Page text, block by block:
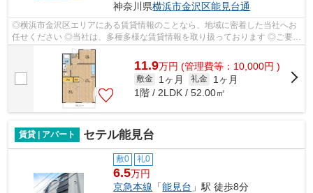
神奈川県横浜市金沢区能見台通
◎横浜市金沢区エリアにある賃貸情報のことなら、地域に密着した当社へお
任せください ◎当社は、多種多様な賃貸情報を取り扱っております ◎ご要望
や不明な点などございましたら、お気軽...
11.9万円 (管理費等：10,000円 )
敷金 1ヶ月 礼金
1ヶ月
1階 / 2LDK / 52.00㎡
賃貸 | アパート セテル能見台
敷0 礼0
6.5万円
京急本線 「能見台 」駅 徒歩8分